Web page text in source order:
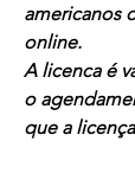
americanos
online.
A licenca é
o
que a